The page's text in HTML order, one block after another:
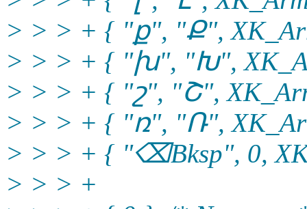
> > > + { "ք", "Ք",
> > > + { "խ", "Խ",
> > > + { "շ", "Շ",
> > > + { "ռ", "Ռ",
> > > + { "⌫Bksp", 0,
> > > +